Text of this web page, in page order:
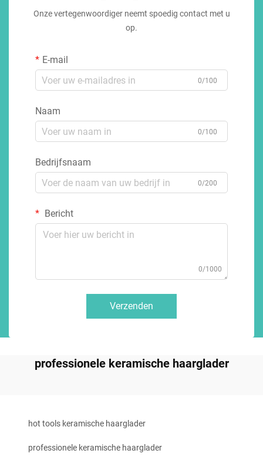
Onze vertegenwoordiger neemt spoedig contact met u
op.
E-mail
0/100
Naam
0/100
Bedrijfsnaam
0/200
Bericht
0/1000
Verzenden
professionele keramische haarglader
hot tools keramische haarglader
professionele keramische haarglader